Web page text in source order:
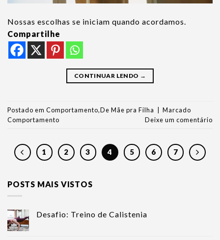
Nossas escolhas se iniciam quando acordamos.
Compartilhe
CONTINUAR LENDO →
Postado em Comportamento,De Mãe pra Filha | Marcado
Comportamento
Deixe um comentário
1 2 3 4 5 6 7
POSTS MAIS VISTOS
Desafio: Treino de Calistenia